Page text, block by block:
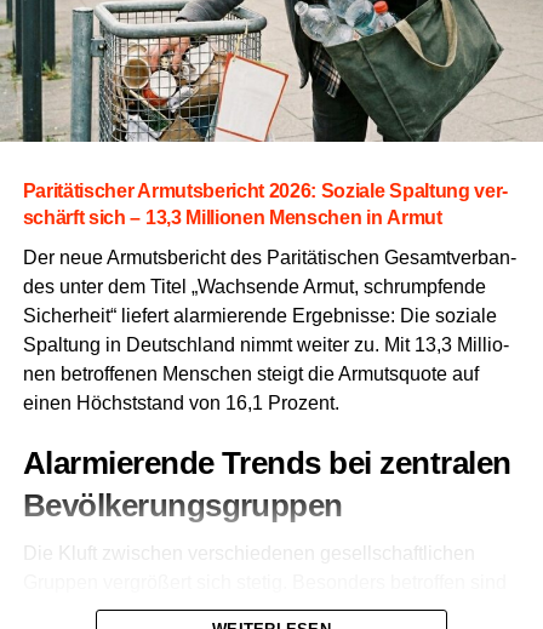
Pari­tä­ti­scher Armuts­be­richt 2026: Sozia­le Spal­tung ver­
schärft sich – 13,3 Mil­lio­nen Men­schen in Armut
Der neue Armuts­be­richt des Pari­tä­ti­schen Gesamt­ver­ban­
des unter dem Titel „Wach­sen­de Armut, schrump­fen­de
Sicher­heit“ lie­fert alar­mie­ren­de Ergeb­nis­se: Die sozia­le
Spal­tung in Deutsch­land nimmt wei­ter zu. Mit 13,3 Mil­lio­
nen betrof­fe­nen Men­schen steigt die Armuts­quo­te auf
einen Höchst­stand von 16,1 Pro­zent.
Alar­mie­ren­de Trends bei zen­tra­len
Bevölkerungsgruppen
Die Kluft zwi­schen ver­schie­de­nen gesell­schaft­li­chen
älte­re Men­schen,Frau­en und Alleinerziehende.